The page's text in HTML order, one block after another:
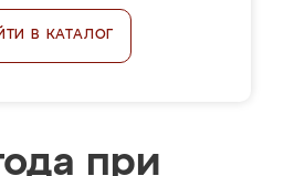
В КАТАЛОГ
при